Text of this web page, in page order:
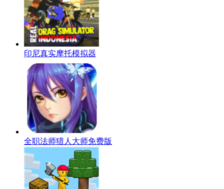
印尼真实摩托模拟器
全职法师猎人大师免费版